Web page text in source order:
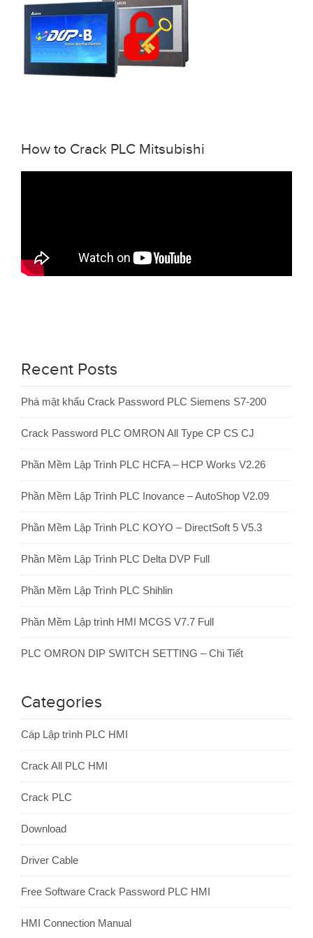
How to Crack PLC Mitsubishi
Recent Posts
Phá mật khẩu Crack Password PLC Siemens S7-200
Crack Password PLC OMRON All Type CP CS CJ
Phần Mềm Lập Trình PLC HCFA – HCP Works V2.26
Phần Mềm Lập Trình PLC Inovance – AutoShop V2.09
Phần Mềm Lập Trình PLC KOYO – DirectSoft 5 V5.3
Phần Mềm Lập Trình PLC Delta DVP Full
Phần Mềm Lập Trình PLC Shihlin
Phần Mềm Lập trình HMI MCGS V7.7 Full
PLC OMRON DIP SWITCH SETTING – Chi Tiết
Categories
Cáp Lập trình PLC HMI
Crack All PLC HMI
Crack PLC
Download
Driver Cable
Free Software Crack Password PLC HMI
HMI Connection Manual